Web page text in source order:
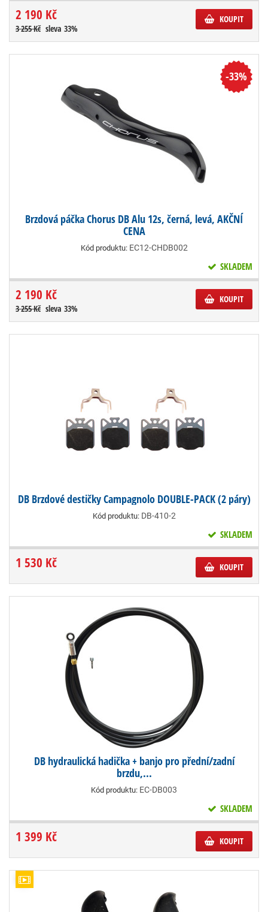
2 190 Kč
3 255 Kč sleva 33%
KOUPIT
-33%
Brzdová páčka Chorus DB Alu 12s, černá, levá, AKČNÍ
CENA
Kód produktu: EC12-CHDB002
SKLADEM
2 190 Kč
3 255 Kč sleva 33%
KOUPIT
DB Brzdové destičky Campagnolo DOUBLE-PACK (2 páry)
Kód produktu: DB-410-2
SKLADEM
1 530 Kč KOUPIT
DB hydraulická hadička + banjo pro přední/zadní
brzdu,...
Kód produktu: EC-DB003
SKLADEM
1 399 Kč KOUPIT